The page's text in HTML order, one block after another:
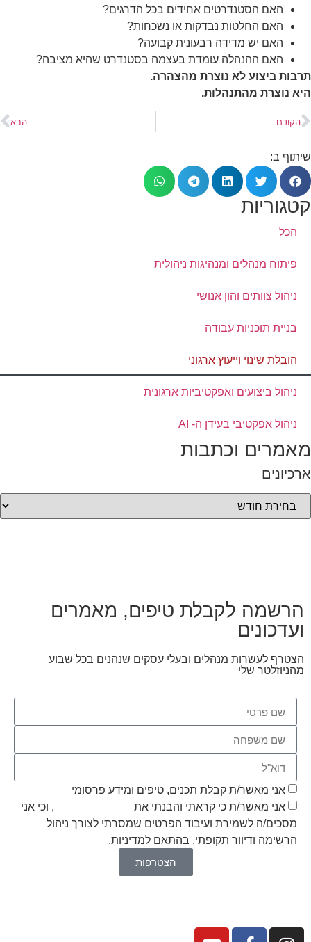
האם הסטנדרטים אחידים בכל הדרגים?
האם החלטות נבדקות או נשכחות?
האם יש מדידה רבעונית קבועה?
האם ההנהלה עומדת בעצמה בסטנדרט שהיא מציבה?
תרבות ביצוע לא נוצרת מהצהרה.
היא נוצרת מהתנהלות.
הקודם הבא
שיתוף ב:
קטגוריות
הכל
פיתוח מנהלים ומנהיגות ניהולית
ניהול צוותים והון אנושי
בניית תוכניות עבודה
הובלת שינוי וייעוץ ארגוני
ניהול ביצועים ואפקטיביות ארגונית
ניהול אפקטיבי בעידן ה- AI
מאמרים וכתבות
ארכיונים
הרשמה לקבלת טיפים, מאמרים
ועדכונים
הצטרף לעשרות מנהלים ובעלי עסקים שנהנים בכל שבוע
מהניוזלטר שלי
אני מאשר/ת קבלת תכנים, טיפים ומידע פרסומי
אני מאשר/ת כי קראתי והבנתי את
, וכי אני
מסכים/ה לשמירת ועיבוד הפרטים שמסרתי לצורך ניהול
הרשימה ודיוור תקופתי, בהתאם למדיניות.
הצטרפות